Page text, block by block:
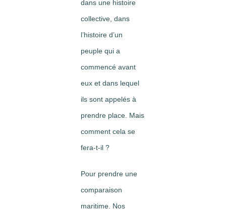
dans une histoire
collective, dans
l’histoire d’un
peuple qui a
commencé avant
eux et dans lequel
ils sont appelés à
prendre place. Mais
comment cela se
fera-t-il ?
Pour prendre une
comparaison
maritime. Nos